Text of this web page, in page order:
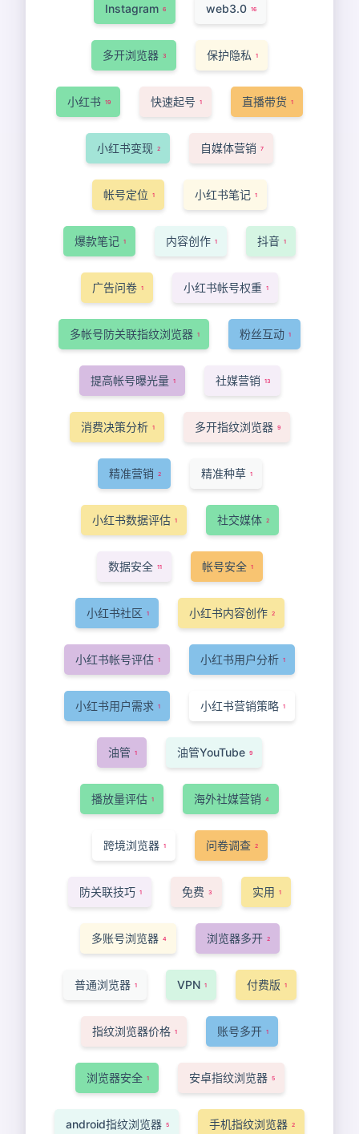
Instagram 6 web3.0 16
多开浏览器 3 保护隐私 1
小红书 19 快速起号 1 直播带货 1
小红书变现 2 自媒体营销 7
帐号定位 1 小红书笔记 1
爆款笔记 1 内容创作 1 抖音 1
广告问卷 1 小红书帐号权重 1
多帐号防关联指纹浏览器 1 粉丝互动 1
提高帐号曝光量 1 社媒营销 13
消费决策分析 1 多开指纹浏览器 9
精准营销 2 精准种草 1
小红书数据评估 1 社交媒体 2
数据安全 11 帐号安全 1
小红书社区 1 小红书内容创作 2
小红书帐号评估 1 小红书用户分析 1
小红书用户需求 1 小红书营销策略 1
油管 1 油管YouTube 9
播放量评估 1 海外社媒营销 4
跨境浏览器 1 问卷调查 2
防关联技巧 1 免费 3 实用 1
多账号浏览器 4 浏览器多开 2
普通浏览器 1 VPN 1 付费版 1
指纹浏览器价格 1 账号多开 1
浏览器安全 1 安卓指纹浏览器 5
android指纹浏览器 5 手机指纹浏览器 2